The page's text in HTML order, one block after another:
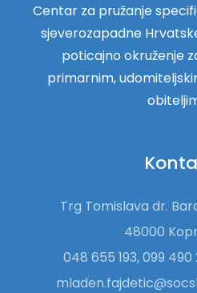
Centar za pružanje
sjeverozapadne
poticajno okruženje
primarnim,
Trg Tomislava dr.
48000
048 655 193, 099